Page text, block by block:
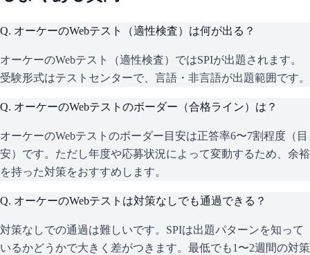
Q. オーケーのWebテスト（適性検査）は何が出る？
オーケーのWebテスト（適性検査）ではSPIが出題されます。
受験形式はテストセンターで、言語・非言語が出題範囲です。
Q. オーケーのWebテストのボーダー（合格ライン）は？
オーケーのWebテストのボーダー目安は正答率6〜7割程度（目
安）です。ただし年度や応募状況によって変動するため、余裕
を持った対策をおすすめします。
Q. オーケーのWebテストは対策なしでも通過できる？
対策なしでの通過は難しいです。SPIは出題パターンを知って
いるかどうかで大きく差がつきます。最低でも1〜2週間の対策